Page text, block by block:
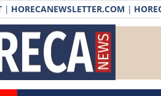
| HORECANEWSLETTER.COM |